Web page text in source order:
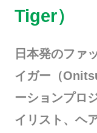
Tiger）
日本発のファ
イガー（
ーションプロ
イリスト、ヘ